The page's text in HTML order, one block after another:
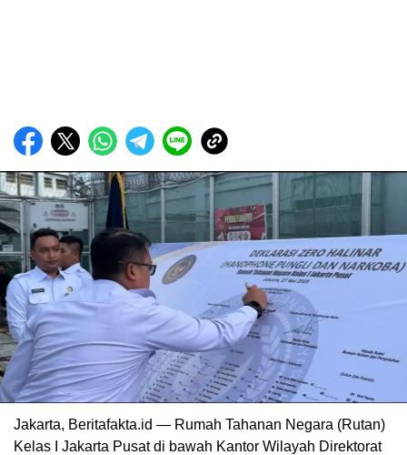
Jakarta, Beritafakta.id — Rumah Tahanan Negara (Rutan)
Kelas I Jakarta Pusat di bawah Kantor Wilayah Direktorat